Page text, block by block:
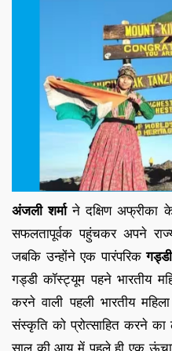
अंजली शर्माने दक्षिण अफ्रीका
सफलतापूर्वक पहुंचकर अपने
जबकि उन्होंने एक पारंपरिक
गड्डी कॉस्ट्यूम पहने भारतीय
करने वाली पहली भारतीय
संस्कृति को प्रोत्साहित करने